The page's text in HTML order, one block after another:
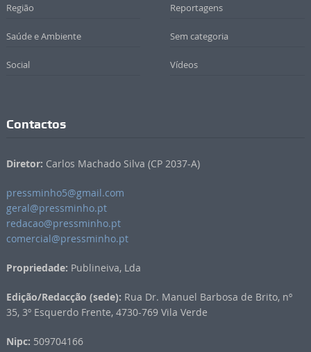
Região Reportagens
Saúde e Ambiente Sem categoria
Social Vídeos
Contactos
Diretor: Carlos Machado Silva (CP 2037-A)
pressminho5@gmail.com
geral@pressminho.pt
redacao@pressminho.pt
comercial@pressminho.pt
Propriedade: Publineiva, Lda
Edição/Redacção (sede): Rua Dr. Manuel Barbosa de Brito, nº
35, 3º Esquerdo Frente, 4730-769 Vila Verde
Nipc: 509704166